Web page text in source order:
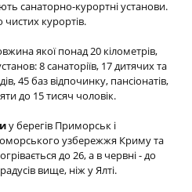
санаторно-курортні установи.
чистих курортів.
якої понад 20 кілометрів,
8 санаторіїв, 17 дитячих та
45 баз відпочинку, пансіонатів,
до 15 тисяч чоловік.
у берегів Приморськ і
узбережжя Криму та
до 26, а в червні - до
вище, ніж у Ялті.